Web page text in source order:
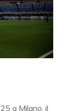
a Milano, il